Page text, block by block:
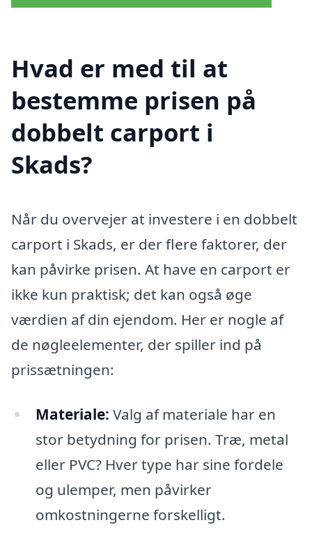
Hvad er med til at
bestemme prisen på
dobbelt carport i
Skads?
Når du overvejer at investere i en dobbelt
carport i Skads, er der flere faktorer, der
kan påvirke prisen. At have en carport er
ikke kun praktisk; det kan også øge
værdien af din ejendom. Her er nogle af
de nøgleelementer, der spiller ind på
prissætningen:
Materiale: Valg af materiale har en
stor betydning for prisen. Træ, metal
eller PVC? Hver type har sine fordele
og ulemper, men påvirker
omkostningerne forskelligt.